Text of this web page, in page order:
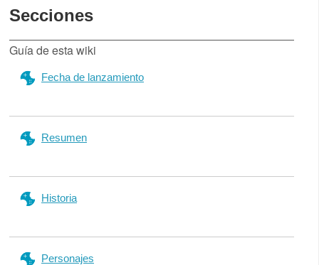
Secciones
Guía de esta wiki
Fecha de lanzamiento
Resumen
Historia
Personajes